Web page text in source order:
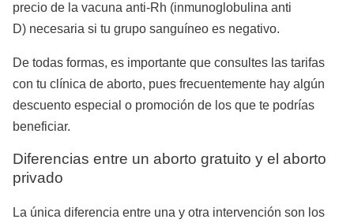
precio de la vacuna anti-Rh (inmunoglobulina anti
D) necesaria si tu grupo sanguíneo es negativo.
De todas formas, es importante que consultes las tarifas
con tu clínica de aborto, pues frecuentemente hay algún
descuento especial o promoción de los que te podrías
beneficiar.
Diferencias entre un aborto gratuito y el aborto
privado
La única diferencia entre una y otra intervención son los